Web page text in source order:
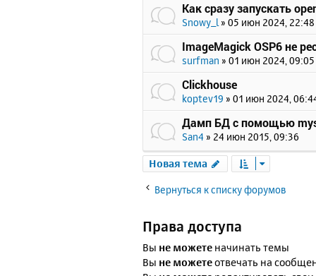
Как сразу запускать
Snowy_l » 05 июн 2024, 22:48
ImageMagick OSP6 не
surfman » 01 июн 2024, 09:05
Clickhouse
koptev19 » 01 июн 2024,
Дамп БД с помощью
San4 » 24 июн 2015, 09:36
Новая тема
Вернуться к списку форумов
Права доступа
Вы не можете начинать темы
Вы не можетеотвечать на